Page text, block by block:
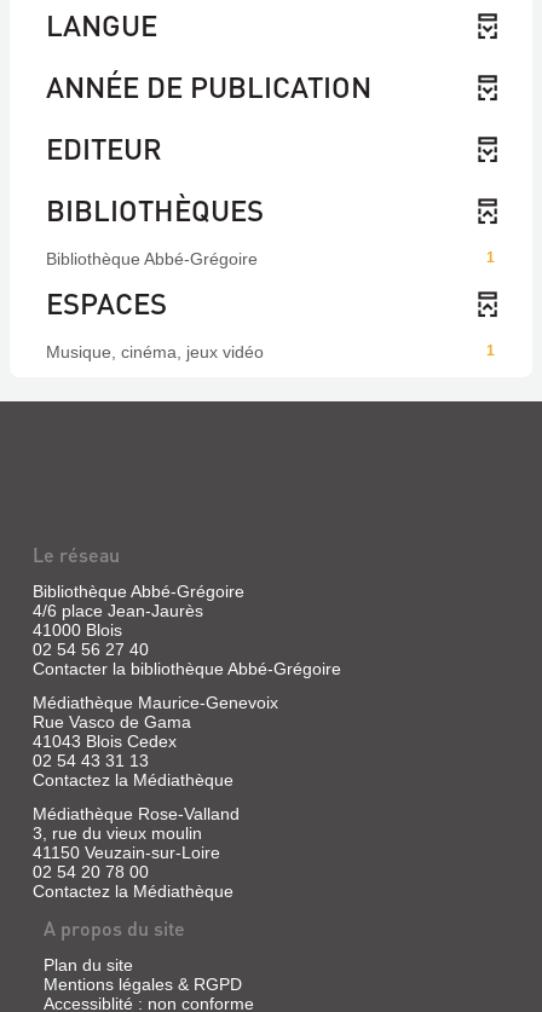
LANGUE
ANNÉE DE PUBLICATION
EDITEUR
BIBLIOTHÈQUES
1
Bibliothèque Abbé-Grégoire
ESPACES
1
Musique, cinéma, jeux vidéo
Le réseau
Bibliothèque Abbé-Grégoire
4/6 place Jean-Jaurès
41000 Blois
02 54 56 27 40
Contacter la bibliothèque Abbé-Grégoire
Médiathèque Maurice-Genevoix
Rue Vasco de Gama
41043 Blois Cedex
02 54 43 31 13
Contactez la Médiathèque
Médiathèque Rose-Valland
3, rue du vieux moulin
41150 Veuzain-sur-Loire
02 54 20 78 00
Contactez la Médiathèque
A propos du site
Plan du site
Mentions légales & RGPD
Accessiblité : non conforme